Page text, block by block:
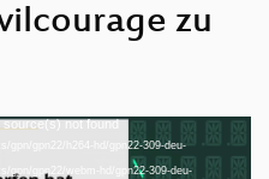
zu
not found
gpn/gpn22/h264-hd/gpn22-309-deu-
gpn/gpn22/webm-hd/gpn22-309-deu-